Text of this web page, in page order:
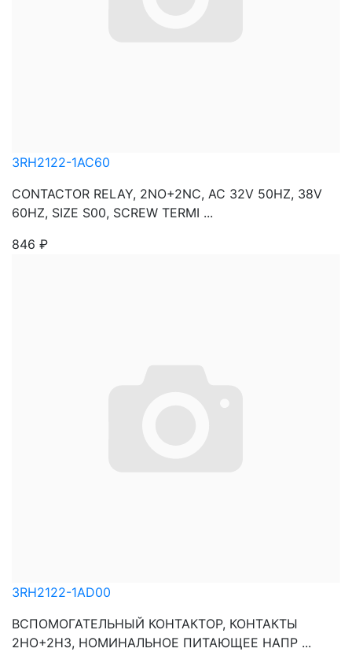
3RH2122-1AC60
CONTACTOR RELAY, 2NO+2NC, AC 32V 50HZ, 38V
60HZ, SIZE S00, SCREW TERMI ...
846 ₽
3RH2122-1AD00
ВСПОМОГАТЕЛЬНЫЙ КОНТАКТОР, КОНТАКТЫ
2НО+2НЗ, НОМИНАЛЬНОЕ ПИТАЮЩЕЕ НАПР ...